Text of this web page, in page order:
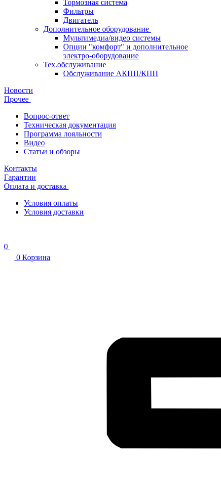
Тормозная система
Фильтры
Двигатель
Дополнительное оборудование
Мультимедиа/видео системы
Опции "комфорт" и дополнительное
электро-оборудование
Тех.обслуживание
Обслуживание АКПП/КПП
Новости
Прочее
Вопрос-ответ
Техническая документация
Программа лояльности
Видео
Статьи и обзоры
Контакты
Гарантии
Оплата и доставка
Условия оплаты
Условия доставки
0
0 Корзина